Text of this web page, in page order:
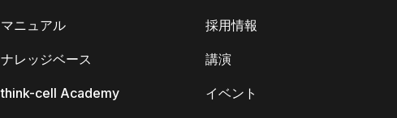
マニュアル
ナレッジベース
think-cell Academy
採用情報
講演
イベント